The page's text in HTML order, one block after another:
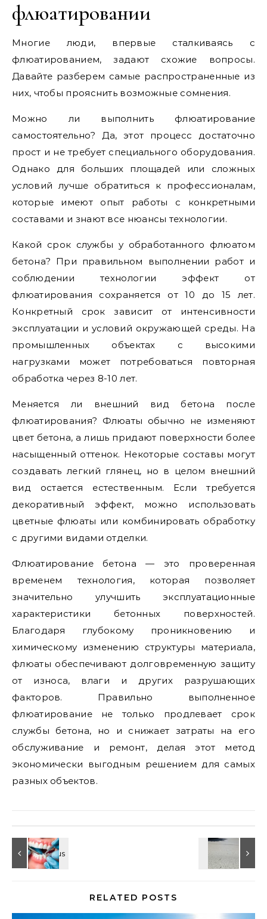
флюатировании
Многие люди, впервые сталкиваясь с
флюатированием, задают схожие вопросы.
Давайте разберем самые распространенные из
них, чтобы прояснить возможные сомнения.
Можно ли выполнить флюатирование
самостоятельно? Да, этот процесс достаточно
прост и не требует специального оборудования.
Однако для больших площадей или сложных
условий лучше обратиться к профессионалам,
которые имеют опыт работы с конкретными
составами и знают все нюансы технологии.
Какой срок службы у обработанного флюатом
бетона? При правильном выполнении работ и
соблюдении технологии эффект от
флюатирования сохраняется от 10 до 15 лет.
Конкретный срок зависит от интенсивности
эксплуатации и условий окружающей среды. На
промышленных объектах с высокими
нагрузками может потребоваться повторная
обработка через 8-10 лет.
Меняется ли внешний вид бетона после
флюатирования? Флюаты обычно не изменяют
цвет бетона, а лишь придают поверхности более
насыщенный оттенок. Некоторые составы могут
создавать легкий глянец, но в целом внешний
вид остается естественным. Если требуется
декоративный эффект, можно использовать
цветные флюаты или комбинировать обработку
с другими видами отделки.
Флюатирование бетона — это проверенная
временем технология, которая позволяет
значительно улучшить эксплуатационные
характеристики бетонных поверхностей.
Благодаря глубокому проникновению и
химическому изменению структуры материала,
флюаты обеспечивают долговременную защиту
от износа, влаги и других разрушающих
факторов. Правильно выполненное
флюатирование не только продлевает срок
службы бетона, но и снижает затраты на его
обслуживание и ремонт, делая этот метод
экономически выгодным решением для самых
разных объектов.
RELATED POSTS